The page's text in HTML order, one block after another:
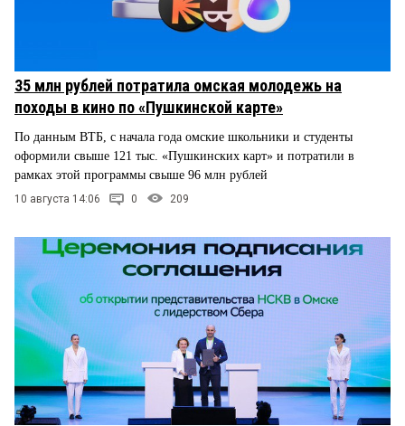
35 млн рублей потратила омская молодежь на
походы в кино по «Пушкинской карте»
По данным ВТБ, с начала года омские школьники и студенты
оформили свыше 121 тыс. «Пушкинских карт» и потратили в
рамках этой программы свыше 96 млн рублей
10 августа 14:06 0 209